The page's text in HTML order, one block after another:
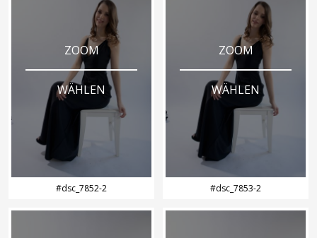
ZOOM
WÄHLEN
#dsc_7852-2
ZOOM
WÄHLEN
#dsc_7853-2